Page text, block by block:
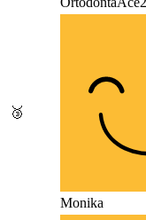
🥉
Monika